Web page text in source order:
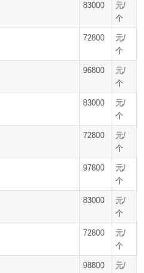
83000
元/
个
72800
元/
个
96800
元/
个
83000
元/
个
72800
元/
个
97800
元/
个
83000
元/
个
72800
元/
个
98800
元/